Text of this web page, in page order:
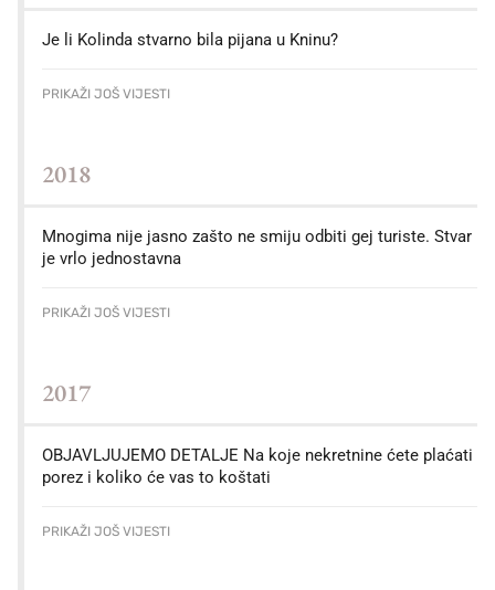
Je li Kolinda stvarno bila pijana u Kninu?
PRIKAŽI JOŠ VIJESTI
2018
Mnogima nije jasno zašto ne smiju odbiti gej turiste. Stvar
je vrlo jednostavna
PRIKAŽI JOŠ VIJESTI
2017
OBJAVLJUJEMO DETALJE Na koje nekretnine ćete plaćati
porez i koliko će vas to koštati
PRIKAŽI JOŠ VIJESTI